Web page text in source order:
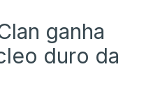
ganha
duro da